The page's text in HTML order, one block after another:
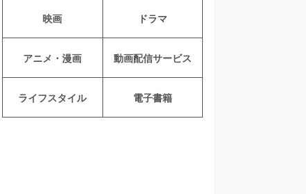
映画 ドラマ
アニメ・漫画 動画配信サービス
ライフスタイル 電子書籍